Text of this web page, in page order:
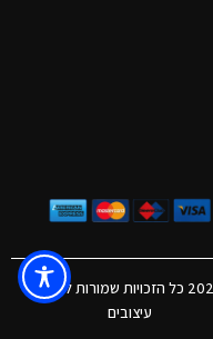
©2026 כל הזכויות שמורות לטימבר
עיצובים